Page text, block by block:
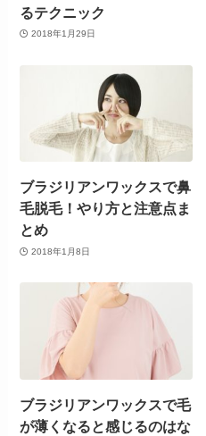
るテクニック
2018年1月29日
ブラジリアンワックスで鼻
毛脱毛！やり方と注意点ま
とめ
2018年1月8日
ブラジリアンワックスで毛
が薄くなると感じるのはな